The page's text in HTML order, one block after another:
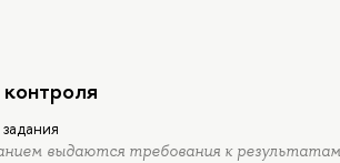
выдаются требования к